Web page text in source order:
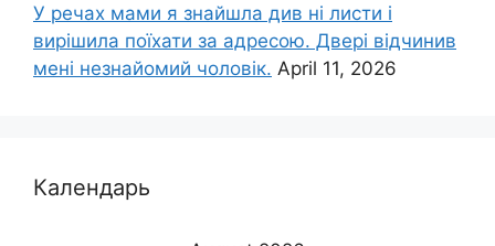
У речах мами я знайшла див ні листи і
вирішила поїхати за адресою. Двері відчинив
мені незнайомий чоловік. April 11, 2026
Календарь